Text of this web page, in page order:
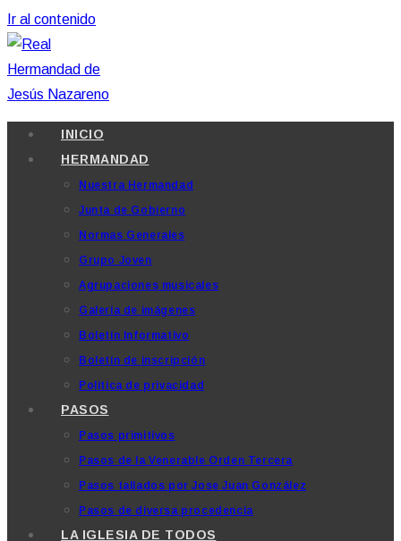
Ir al contenido
INICIO
HERMANDAD
Nuestra Hermandad
Junta de Gobierno
Normas Generales
Grupo Joven
Agrupaciones musicales
Galería de imágenes
Boletín Informativo
Boletín de inscripción
Política de privacidad
PASOS
Pasos primitivos
Pasos de la Venerable Orden Tercera
Pasos tallados por Jose Juan González
Pasos de diversa procedencia
LA IGLESIA DE TODOS